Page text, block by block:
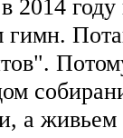
2014
гимн.
а